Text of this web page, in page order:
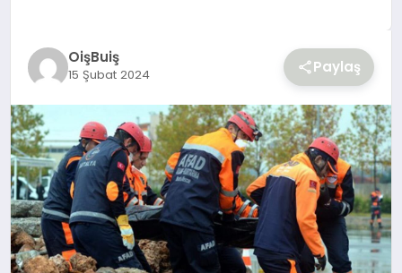
YAŞAMOişBuiş
15 Şubat 2024 Paylaş